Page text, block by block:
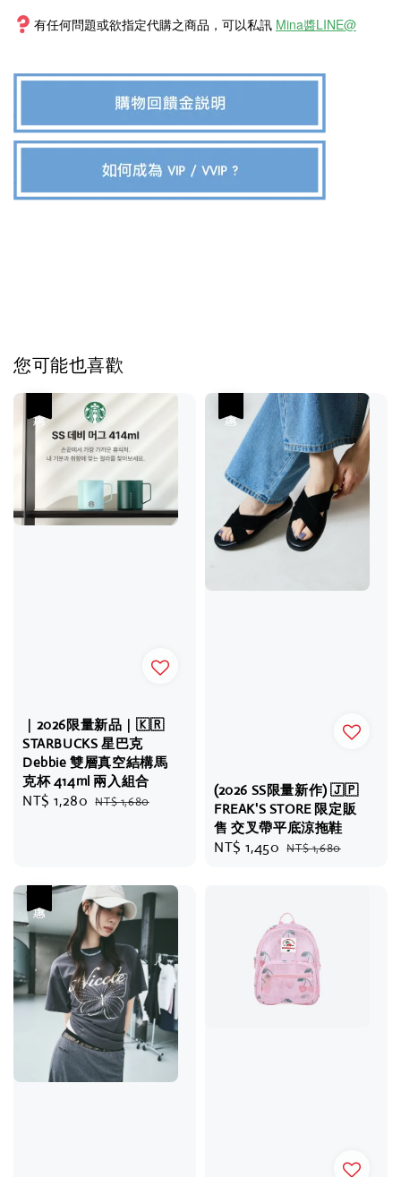
有任何問題或欲指定代購之商品，可以私訊 Mina醬LINE@
您可能也喜歡
｜2026限量新品｜🇰🇷
STARBUCKS 星巴克
Debbie 雙層真空結構馬
克杯 414ml 兩入組合
Sale
NT$ 1,280 Regular
NT$ 1,680
(2026 SS限量新作) 🇯🇵
FREAK'S STORE 限定販
售 交叉帶平底涼拖鞋
Sale
NT$ 1,450 Regular
NT$ 1,680